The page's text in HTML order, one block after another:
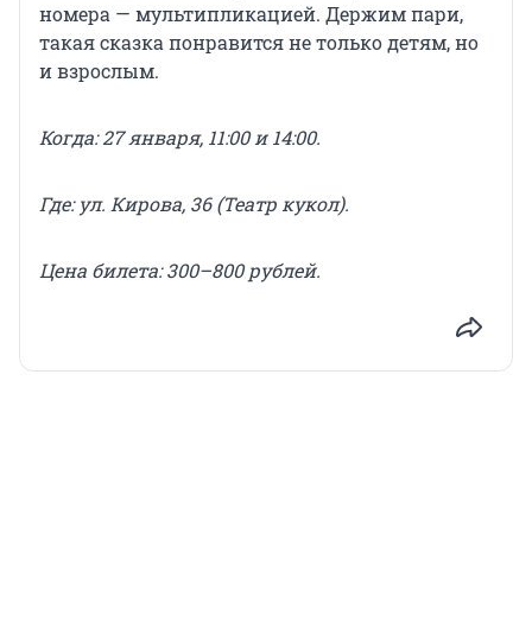
номера — мультипликацией. Держим пари,
такая сказка понравится не только детям, но
и взрослым.
Когда: 27 января, 11:00 и 14:00.
Где: ул. Кирова, 36 (Театр кукол).
Цена билета: 300–800 рублей.